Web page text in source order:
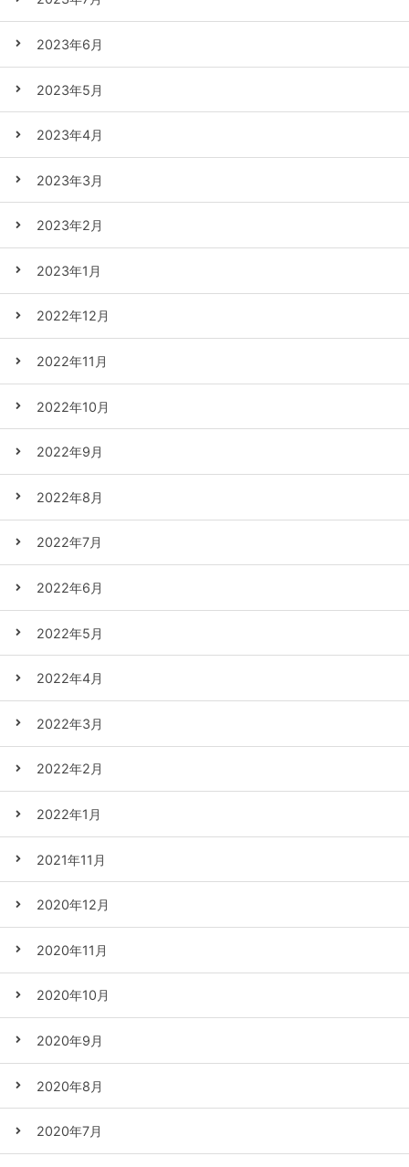
2023年6月
2023年5月
2023年4月
2023年3月
2023年2月
2023年1月
2022年12月
2022年11月
2022年10月
2022年9月
2022年8月
2022年7月
2022年6月
2022年5月
2022年4月
2022年3月
2022年2月
2022年1月
2021年11月
2020年12月
2020年11月
2020年10月
2020年9月
2020年8月
2020年7月